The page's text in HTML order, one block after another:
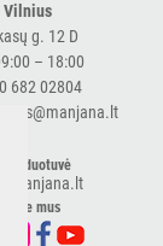
Vilnius
g. 12 D
– 18:00
682 02804
parduotuvė
Sekite mus